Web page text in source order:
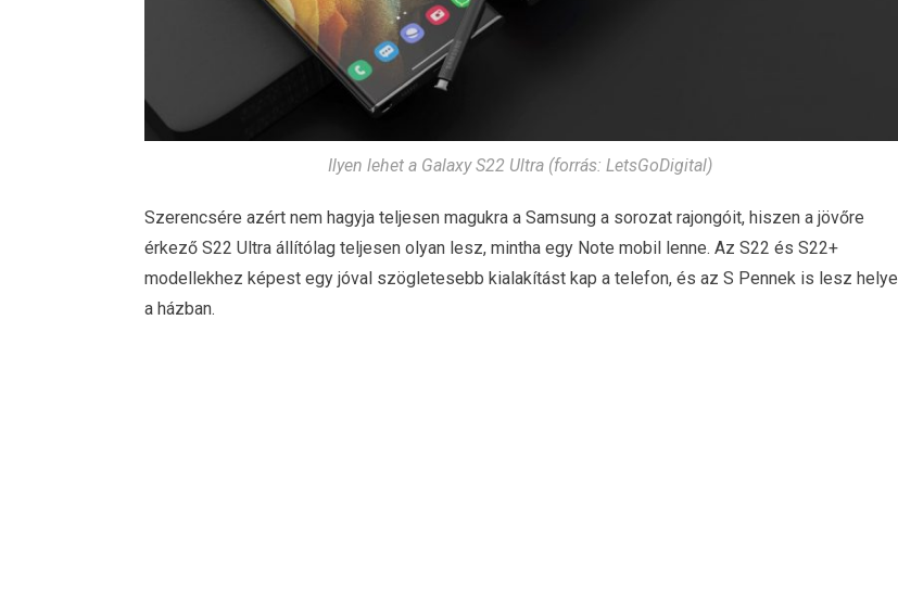
Ilyen lehet a Galaxy S22 Ultra (forrás: LetsGoDigital)
Szerencsére azért nem hagyja teljesen magukra a Samsung a sorozat rajongóit, hiszen a jövőre
érkező S22 Ultra állítólag teljesen olyan lesz, mintha egy Note mobil lenne. Az S22 és S22+
modellekhez képest egy jóval szögletesebb kialakítást kap a telefon, és az S Pennek is lesz helye
a házban.